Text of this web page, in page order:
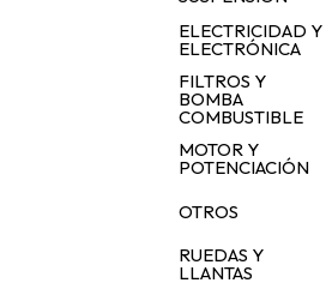
ELECTRICIDAD Y
ELECTRÓNICA
FILTROS Y
BOMBA
COMBUSTIBLE
MOTOR Y
POTENCIACIÓN
OTROS
RUEDAS Y
LLANTAS